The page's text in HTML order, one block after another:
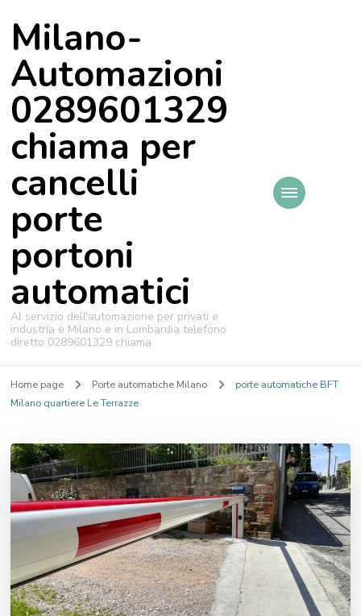
Milano-
Automazioni
0289601329
chiama per
cancelli
porte
portoni
automatici
Al servizio dell'automazione per privati e
industria e Milano e in Lombardia telefono
diretto 0289601329 chiama
Home page Porte automatiche Milano
porte automatiche BFT
Milano quartiere Le Terrazze